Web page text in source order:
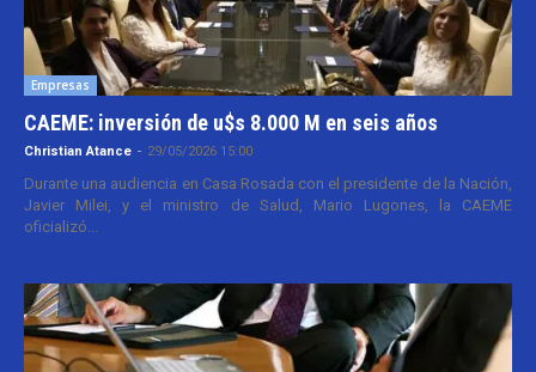
Empresas
CAEME: inversión de u$s 8.000 M en seis años
Christian Atance - 29/05/2026 15:00
Durante una audiencia en Casa Rosada con el presidente de la Nación,
Javier Milei, y el ministro de Salud, Mario Lugones, la CAEME
oficializó...